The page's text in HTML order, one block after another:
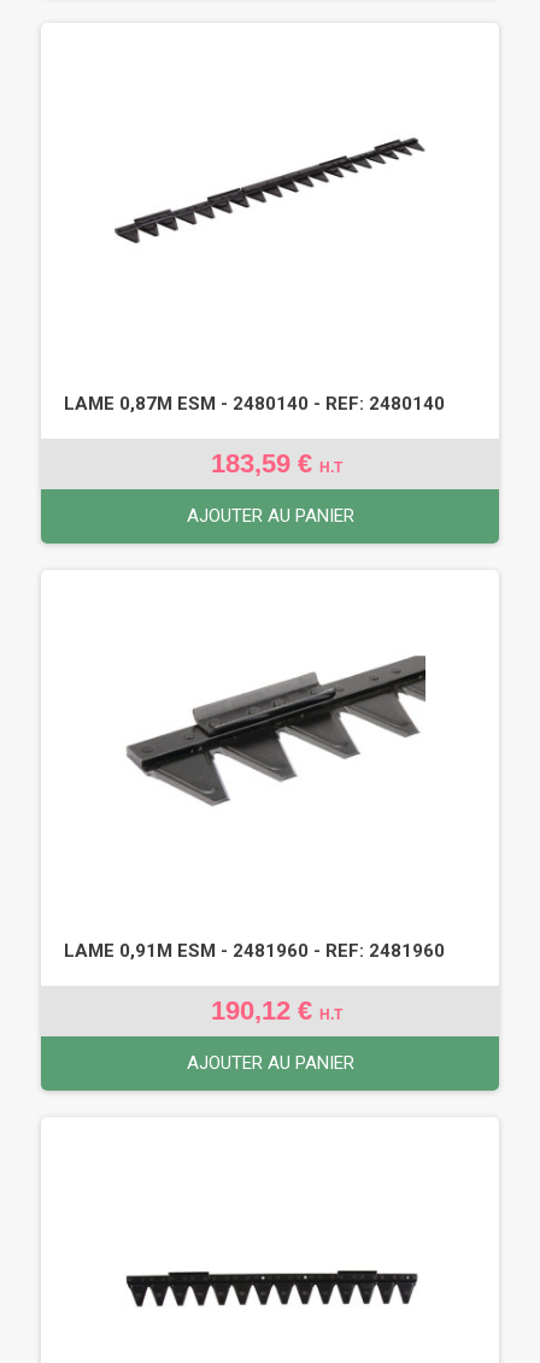
LAME 0,87M ESM - 2480140 - REF: 2480140
183,59 € H.T
AJOUTER AU PANIER
LAME 0,91M ESM - 2481960 - REF: 2481960
190,12 € H.T
AJOUTER AU PANIER